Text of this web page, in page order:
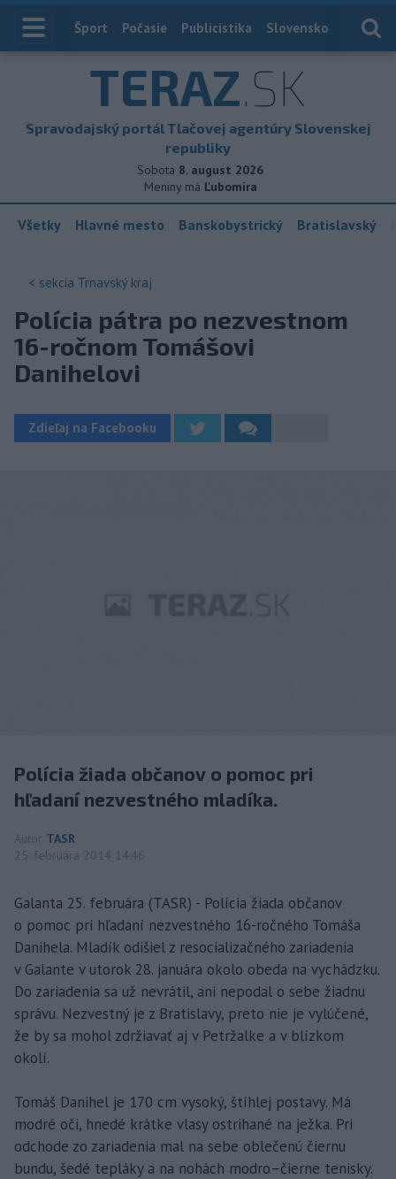
Index
Šport Počasie Publicistika Slovensko
TERAZ.SK
Spravodajský portál Tlačovej agentúry Slovenskej
republiky
Sobota 8. august 2026
Meniny má Ľubomíra
Všetky Hlavné mesto Banskobystrický Bratislavský
< sekcia Trnavský kraj
Polícia pátra po nezvestnom
16-ročnom Tomášovi
Danihelovi
Zdieľaj na Facebooku
Polícia žiada občanov o pomoc pri
hľadaní nezvestného mladíka.
Autor TASR
25. februára 2014 14:46
Galanta 25. februára (TASR) - Polícia žiada občanov
o pomoc pri hľadaní nezvestného 16-ročného Tomáša
Danihela. Mladík odišiel z resocializačného zariadenia
v Galante v utorok 28. januára okolo obeda na vychádzku.
Do zariadenia sa už nevrátil, ani nepodal o sebe žiadnu
správu. Nezvestný je z Bratislavy, preto nie je vylúčené,
že by sa mohol zdržiavať aj v Petržalke a v blízkom
okolí.
Tomáš Danihel je 170 cm vysoký, štíhlej postavy. Má
modré oči, hnedé krátke vlasy ostrihané na ježka. Pri
odchode zo zariadenia mal na sebe oblečenú čiernu
bundu, šedé tepláky a na nohách modro–čierne tenisky.